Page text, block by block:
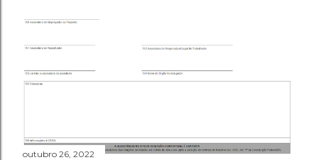
outubro 26, 2022